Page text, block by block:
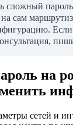
сложный
сам
на
сетей и